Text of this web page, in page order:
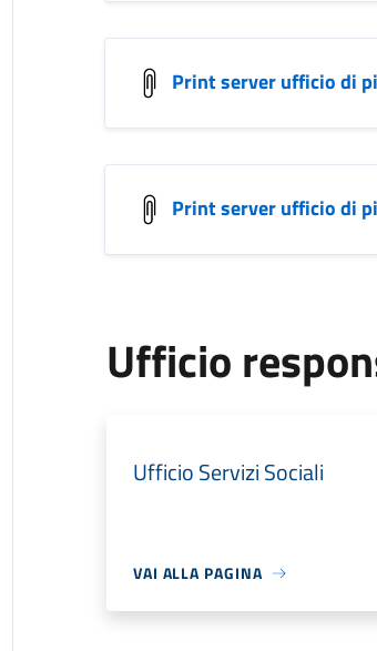
Print server ufficio di
Print server ufficio di
Ufficio
Ufficio Servizi Sociali
VAI ALLA PAGINA